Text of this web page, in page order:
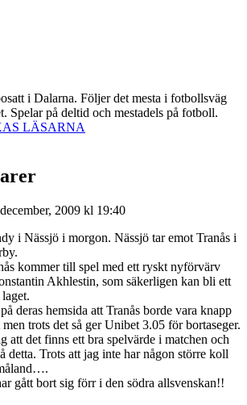
i Dalarna. Följer det mesta i fotbollsväg
Spelar på deltid och mestadels på fotboll.
LÄSARNA
2009 kl 19:40
i Nässjö i morgon. Nässjö tar emot Tranås i
kommer till spel med ett ryskt nyförvärv
Akhlestin, som säkerligen kan bli ett
deras hemsida att Tranås borde vara knapp
trots det så ger Unibet 3.05 för bortaseger.
att det finns ett bra spelvärde i matchen och
detta. Trots att jag inte har någon större koll
gått bort sig förr i den södra allsvenskan!!